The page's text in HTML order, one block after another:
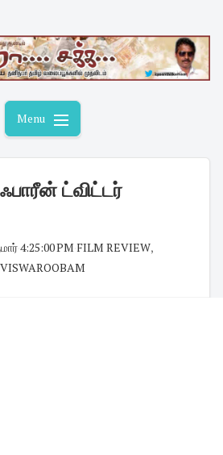
Menu
ட்விட்டர்
4:25:00 PM FILM REVIEW,
VISWAROOBAM